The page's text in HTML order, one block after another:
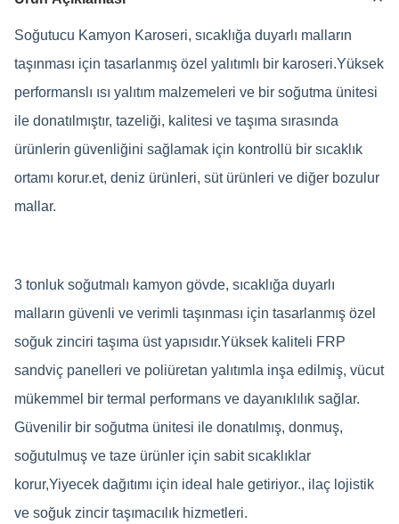
Soğutucu Kamyon Karoseri, sıcaklığa duyarlı malların
taşınması için tasarlanmış özel yalıtımlı bir karoseri.Yüksek
performanslı ısı yalıtım malzemeleri ve bir soğutma ünitesi
ile donatılmıştır, tazeliği, kalitesi ve taşıma sırasında
ürünlerin güvenliğini sağlamak için kontrollü bir sıcaklık
ortamı korur.et, deniz ürünleri, süt ürünleri ve diğer bozulur
mallar.
3 tonluk soğutmalı kamyon gövde, sıcaklığa duyarlı
malların güvenli ve verimli taşınması için tasarlanmış özel
soğuk zinciri taşıma üst yapısıdır.Yüksek kaliteli FRP
sandviç panelleri ve poliüretan yalıtımla inşa edilmiş, vücut
mükemmel bir termal performans ve dayanıklılık sağlar.
Güvenilir bir soğutma ünitesi ile donatılmış, donmuş,
soğutulmuş ve taze ürünler için sabit sıcaklıklar
korur,Yiyecek dağıtımı için ideal hale getiriyor., ilaç lojistik
ve soğuk zincir taşımacılık hizmetleri.